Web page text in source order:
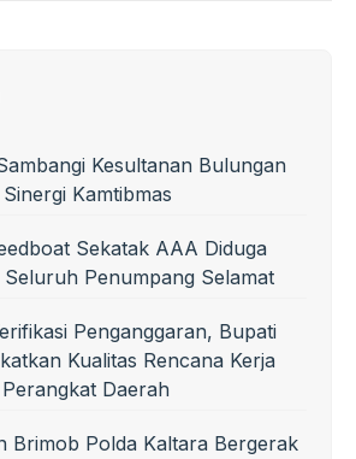
Kesultanan Bulungan
Kamtibmas
Sekatak AAA Diduga
Seluruh Penumpang Selamat
Penganggaran, Bupati
Kualitas Rencana Kerja
Daerah
Brimob Polda Kaltara Bergerak